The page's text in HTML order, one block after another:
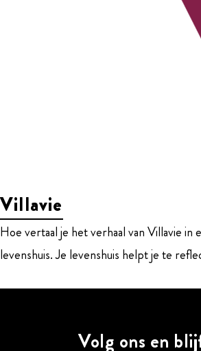
Villavie
Hoe vertaal je het verhaal van Villavie
levenshuis. Je levenshuis helpt je te
Volg ons en